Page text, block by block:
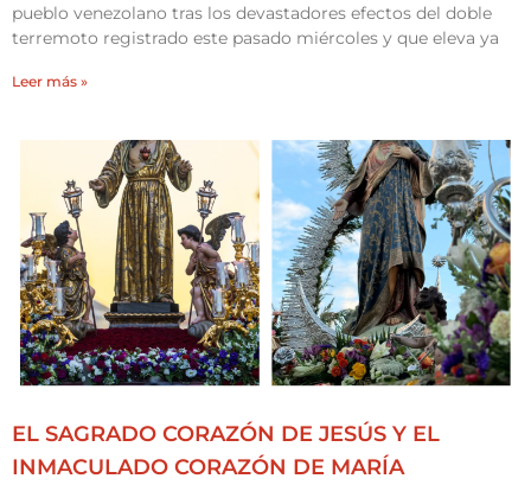
pueblo venezolano tras los devastadores efectos del doble
terremoto registrado este pasado miércoles y que eleva ya
Leer más »
EL SAGRADO CORAZÓN DE JESÚS Y EL
INMACULADO CORAZÓN DE MARÍA